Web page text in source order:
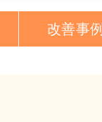
改善事例